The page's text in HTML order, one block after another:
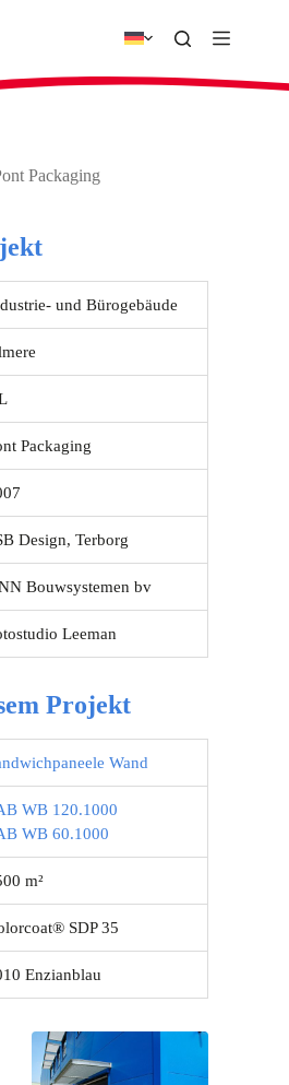
Packaging
und Bürogebäude
Packaging
Design, Terborg
Bouwsystemen bv
Leeman
Projekt
Wand
WB 120.1000
WB 60.1000
m²
SDP 35
Enzianblau